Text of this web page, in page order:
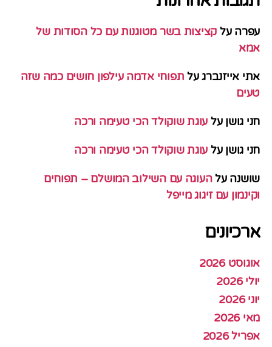
עפרה על קציצות בשר מטוגנות עם כל הסודות של
אמא
אתי אייזנברגעל תפוחי אדמה עילפון חושים כמה שזה
טעים
חני גושן על עוגת שוקולד הכי טעימה ורכה
חני גושן על עוגת שוקולד הכי טעימה ורכה
שושנה עלהעוגה עם השילוב המושלם – תפוחים
וקינמון עם זיגוג מייפל
ארכיונים
אוגוסט 2026
יולי 2026
יוני 2026
מאי 2026
אפריל 2026